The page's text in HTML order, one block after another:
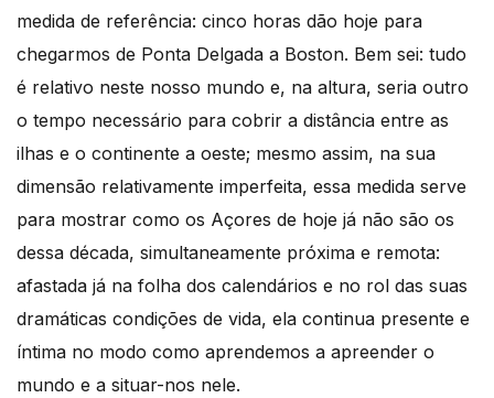
medida de referência: cinco horas dão hoje para
chegarmos de Ponta Delgada a Boston. Bem sei: tudo
é relativo neste nosso mundo e, na altura, seria outro
o tempo necessário para cobrir a distância entre as
ilhas e o continente a oeste; mesmo assim, na sua
dimensão relativamente imperfeita, essa medida serve
para mostrar como os Açores de hoje já não são os
dessa década, simultaneamente próxima e remota:
afastada já na folha dos calendários e no rol das suas
dramáticas condições de vida, ela continua presente e
íntima no modo como aprendemos a apreender o
mundo e a situar-nos nele.